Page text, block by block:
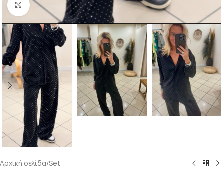
Click to enlarge
Αρχική σελίδα/Set